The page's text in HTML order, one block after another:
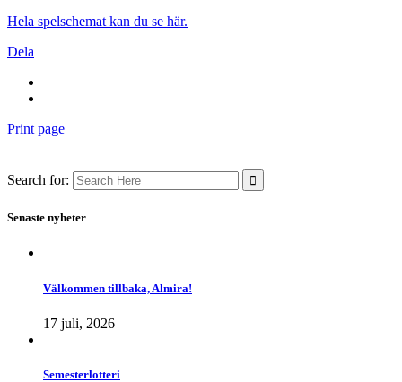
Hela spelschemat kan du se här.
Dela
Print page
Search for:
Senaste nyheter
Välkommen tillbaka, Almira!
17 juli, 2026
Semesterlotteri